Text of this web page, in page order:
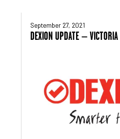
September 27, 2021
DEXION UPDATE –